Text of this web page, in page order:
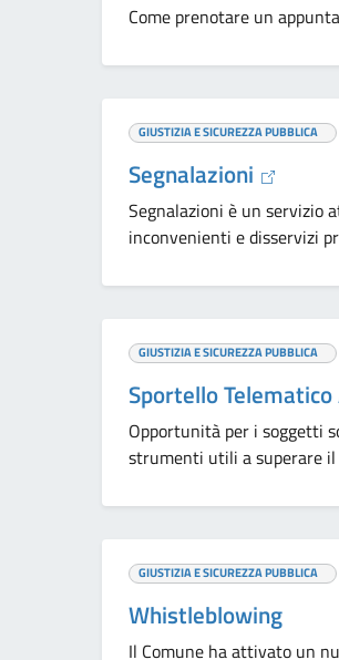
Come prenotare un
GIUSTIZIA E SICUREZZA PUBBLICA
Segnalazioni
Segnalazioni è un servizio
inconvenienti e disservizi
GIUSTIZIA E SICUREZZA PUBBLICA
Sportello
Opportunità per i soggetti
strumenti utili a superare
GIUSTIZIA E SICUREZZA PUBBLICA
Whistleblowing
Il Comune ha attivato un